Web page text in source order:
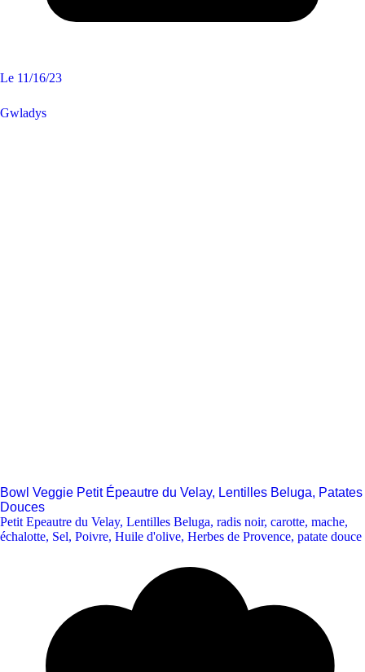
Le 11/16/23
Gwladys
Bowl Veggie Petit Épeautre du Velay, Lentilles Beluga, Patates
Douces
Petit Epeautre du Velay, Lentilles Beluga, radis noir, carotte, mache,
échalotte, Sel, Poivre, Huile d'olive, Herbes de Provence, patate douce